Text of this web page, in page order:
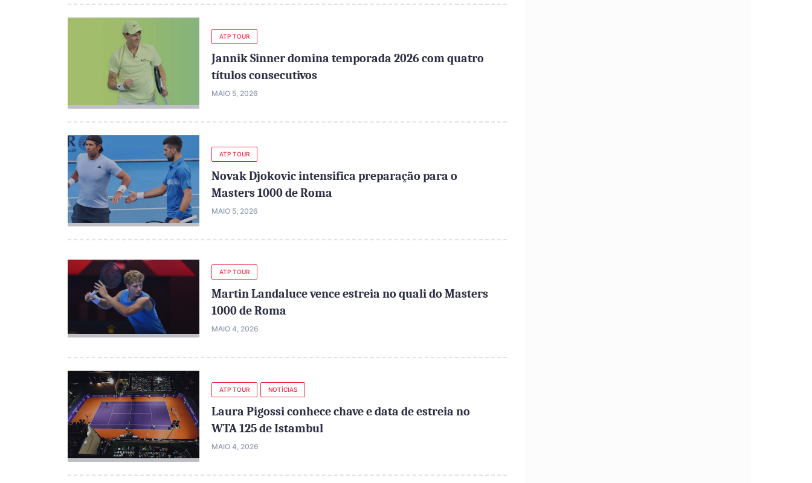
ATP TOUR
Jannik Sinner domina temporada 2026 com quatro
títulos consecutivos
MAIO 5, 2026
ATP TOUR
Novak Djokovic intensifica preparação para o
Masters 1000 de Roma
MAIO 5, 2026
ATP TOUR
Martin Landaluce vence estreia no quali do Masters
1000 de Roma
MAIO 4, 2026
ATP TOUR NOTÍCIAS
Laura Pigossi conhece chave e data de estreia no
WTA 125 de Istambul
MAIO 4, 2026